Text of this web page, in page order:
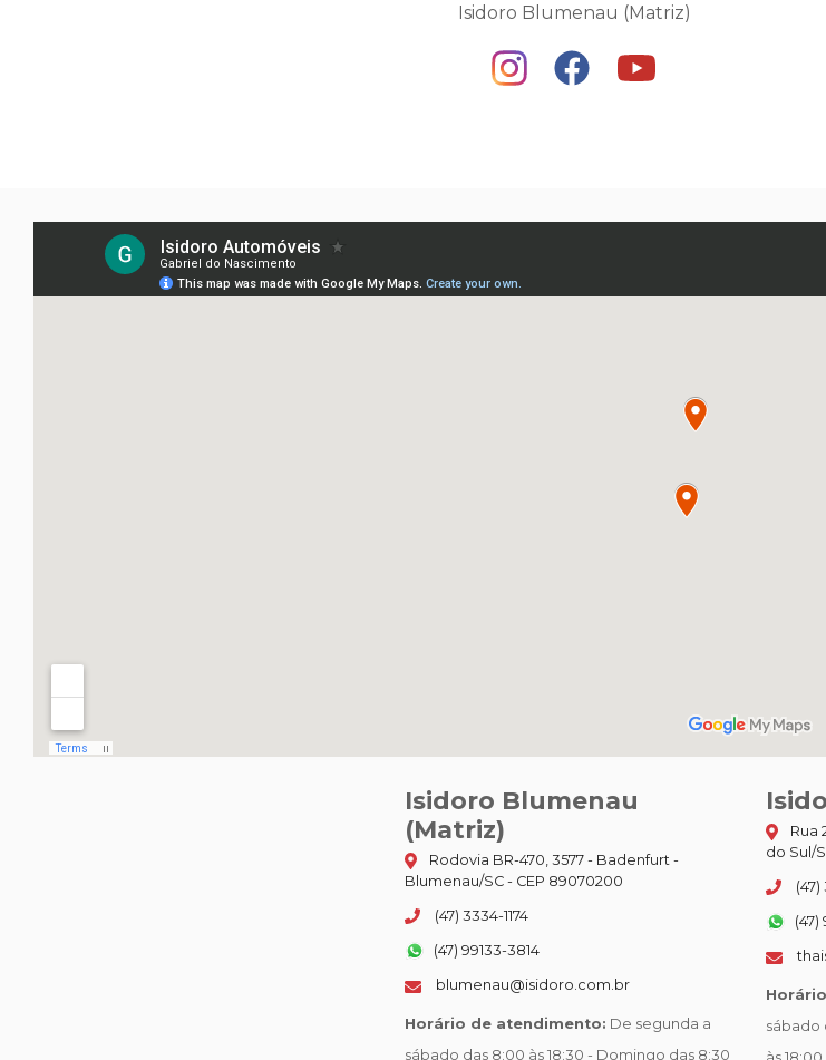
Isidoro Blumenau (Matriz)
Isidoro Blumenau
(Matriz)
Rodovia BR-470, 3577 - Badenfurt -
Blumenau/SC - CEP 89070200
(47) 3334-1174
(47) 99133-3814
blumenau@isidoro.com.br
Horário de atendimento: De segunda a
sábado das 8:00 às 18:30 - Domingo das 8:30
Rua
do Sul/
(47)
(47)
sábado